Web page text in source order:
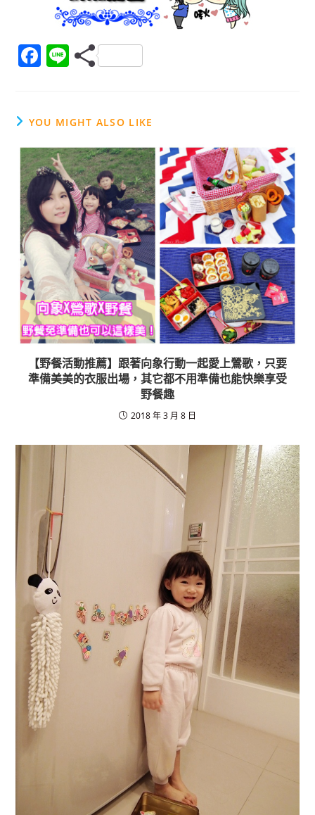
F
e
b
o
o
k
Li
YOU MIGHT ALSO LIKE
【野餐活動推薦】跟著向象行動一起愛上鶯歌，只要
準備美美的衣服出場，其它都不用準備也能快樂享受
野餐趣
2018 年 3 月 8 日